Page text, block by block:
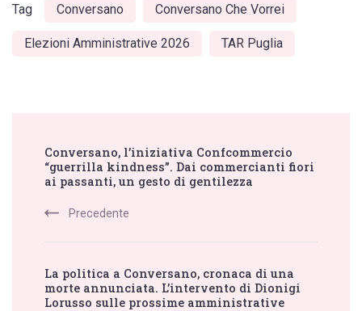
Tag Conversano Conversano Che Vorrei
Elezioni Amministrative 2026 TAR Puglia
Navigation
Conversano, l’iniziativa Confcommercio
“guerrilla kindness”. Dai commercianti fiori
ai passanti, un gesto di gentilezza
Precedente
La politica a Conversano, cronaca di una
morte annunciata. L’intervento di Dionigi
Lorusso sulle prossime amministrative